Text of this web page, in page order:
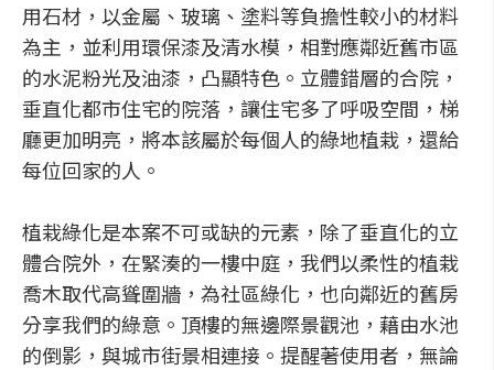
用石材，以金屬、玻璃、塗料等負擔性較小的材料
為主，並利用環保漆及清水模，相對應鄰近舊市區
的水泥粉光及油漆，凸顯特色。立體錯層的合院，
垂直化都市住宅的院落，讓住宅多了呼吸空間，梯
廳更加明亮，將本該屬於每個人的綠地植栽，還給
每位回家的人。
植栽綠化是本案不可或缺的元素，除了垂直化的立
體合院外，在緊湊的一樓中庭，我們以柔性的植栽
喬木取代高聳圍牆，為社區綠化，也向鄰近的舊房
分享我們的綠意。頂樓的無邊際景觀池，藉由水池
的倒影，與城市街景相連接。提醒著使用者，無論